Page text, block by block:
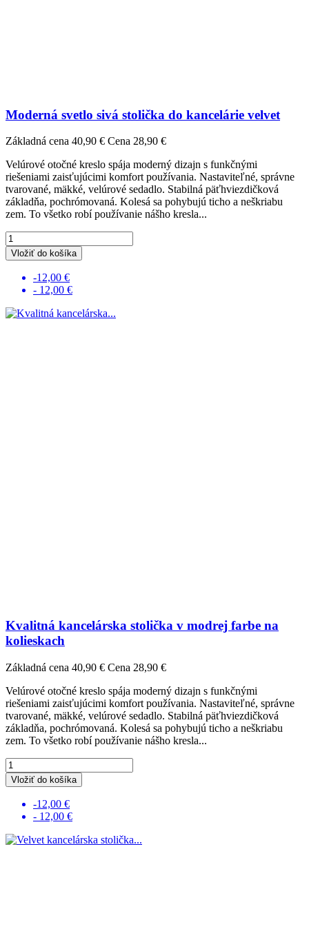
Moderná svetlo sivá stolička do kancelárie velvet
Základná cena 40,90 € Cena 28,90 €
Velúrové otočné kreslo spája moderný dizajn s funkčnými
riešeniami zaisťujúcimi komfort používania. Nastaviteľné, správne
tvarované, mäkké, velúrové sedadlo. Stabilná päťhviezdičková
základňa, pochrómovaná. Kolesá sa pohybujú ticho a neškriabu
zem. To všetko robí používanie nášho kresla...
Vložiť do košíka
-12,00 €
- 12,00 €
Kvalitná kancelárska stolička v modrej farbe na
kolieskach
Základná cena 40,90 € Cena 28,90 €
Velúrové otočné kreslo spája moderný dizajn s funkčnými
riešeniami zaisťujúcimi komfort používania. Nastaviteľné, správne
tvarované, mäkké, velúrové sedadlo. Stabilná päťhviezdičková
základňa, pochrómovaná. Kolesá sa pohybujú ticho a neškriabu
zem. To všetko robí používanie nášho kresla...
Vložiť do košíka
-12,00 €
- 12,00 €